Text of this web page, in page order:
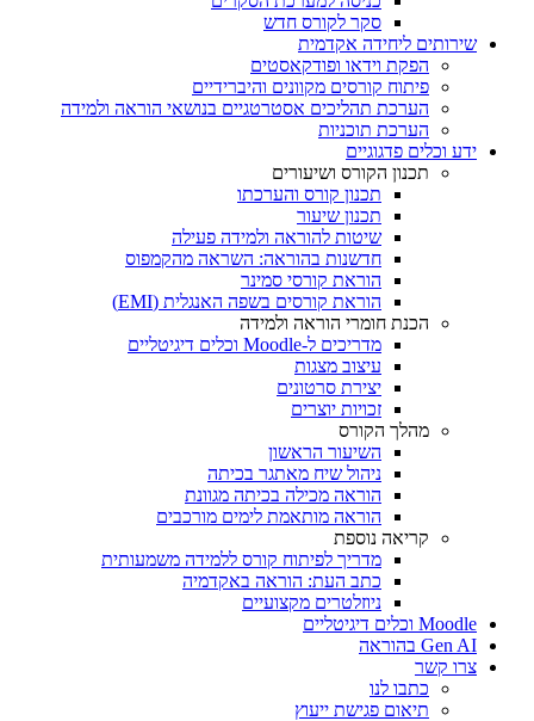
סקר לקורס חדש
שירותים ליחידה אקדמית
הפקת וידאו ופודקאסטים
פיתוח קורסים מקוונים והיברידיים
הערכת תהליכים אסטרטגיים בנושאי הוראה ולמידה
הערכת תוכניות
ידע וכלים פדגוגיים
תכנון הקורס ושיעורים
תכנון קורס והערכתו
תכנון שיעור
שיטות להוראה ולמידה פעילה
חדשנות בהוראה: השראה מהקמפוס
הוראת קורסי סמינר
הוראת קורסים בשפה האנגלית (EMI)
הכנת חומרי הוראה ולמידה
מדריכים ל-Moodle וכלים דיגיטליים
עיצוב מצגות
יצירת סרטונים
זכויות יוצרים
מהלך הקורס
השיעור הראשון
ניהול שיח מאתגר בכיתה
הוראה מכילה בכיתה מגוונת
הוראה מותאמת לימים מורכבים
קריאה נוספת
מדריך לפיתוח קורס ללמידה משמעותית
כתב העת: הוראה באקדמיה
ניוזלטרים מקצועיים
Moodle וכלים דיגיטליים
Gen AI בהוראה
צרו קשר
כתבו לנו
תיאום פגישת ייעוץ